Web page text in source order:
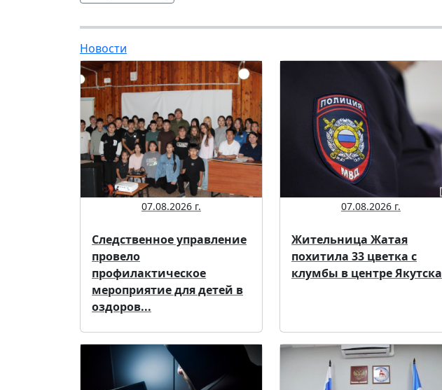
Новости
07.08.2026 г.
Следственное управление
провело
профилактическое
мероприятие для детей в
оздоров...
07.08.2026 г.
Жительница Жатая
похитила 33 цветка с
клумбы в центре Якутска